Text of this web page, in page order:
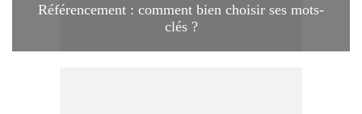
Référencement : comment bien choisir ses mots-
clés ?